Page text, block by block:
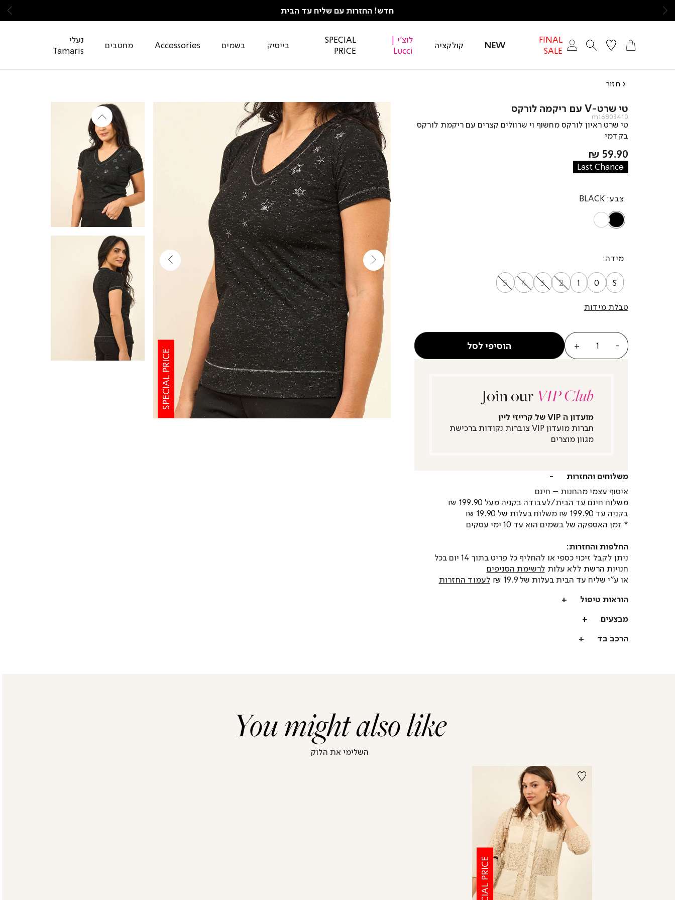
חדש! החזרות עם שליח עד הבית
FINAL
SALE
NEW קולקציה
לוצ'י |
Lucci
SPECIAL
PRICE
בייסיק בשמים Accessories מחטבים
נעלי
Tamaris
חזור
טי שרט-V עם ריקמה לורקס
m16803410
טי שרט ראיון לורקס מחשוף וי שרוולים קצרים עם ריקמת לורקס
בקדמי
מחיר
מוצר
59.90 ₪
Last Chance
צבע BLACK
BLACK
WHITE
מידה
S
0
1
2
3
4
5
טבלת מידות
הוסיפי לסל
Join ourVIP Club
מועדון ה VIP של קרייזי ליין
חברות מועדון VIP צוברות נקודות ברכישת
מגוון מוצרים
משלוחים והחזרות
הוראות טיפול
מבצעים
הרכב בד
איסוף עצמי מהחנות – חינם
משלוח חינם עד הבית/לעבודה בקניה מעל 199.90 ₪
בקניה עד 199.90 ₪ משלוח בעלות של 19.90 ₪
* זמן האספקה של בשמים הוא עד 10 ימי עסקים
החלפות והחזרות:
ניתן לקבל זיכוי כספי או להחליף כל פריט בתוך 14 יום בכל
חנויות הרשת ללא עלותלרשימת הסניפים
או ע"י שליח עד הבית בעלות של 19.9 ₪
לעמוד החזרות
SPECIAL PRICE
You might also like
השלימי את הלוק
SPECIAL PRICE